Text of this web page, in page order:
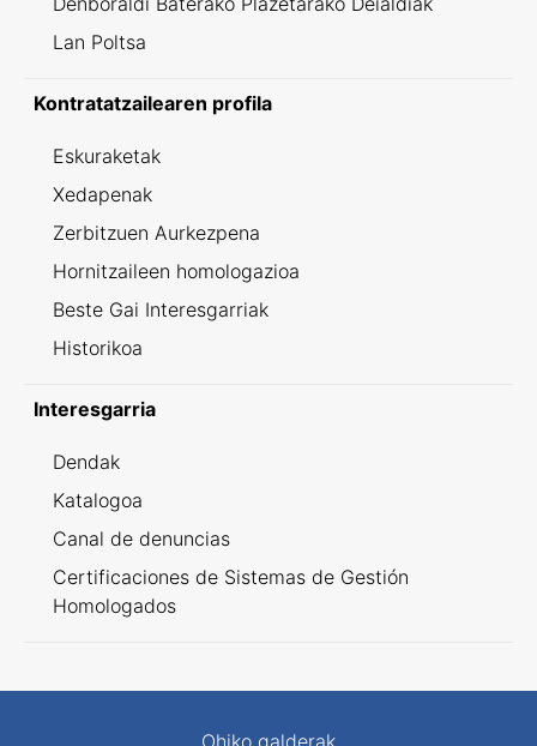
Lan Poltsa
Kontratatzailearen profila
Eskuraketak
Xedapenak
Zerbitzuen Aurkezpena
Hornitzaileen homologazioa
Beste Gai Interesgarriak
Historikoa
Interesgarria
Dendak
Katalogoa
Canal de denuncias
Certificaciones de Sistemas de Gestión
Homologados